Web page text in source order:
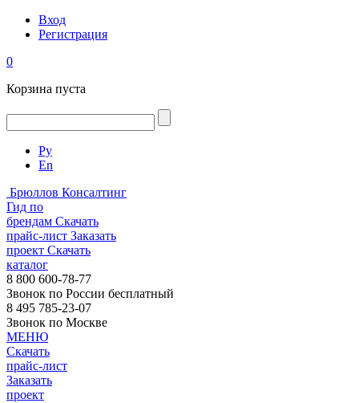
Вход
Регистрация
0
Корзина пуста
Ру
En
Брюллов Консалтинг
Гид по
брендам Скачать
прайс-лист Заказать
проект Скачать
каталог
8 800 600-78-77
Звонок по России бесплатный
8 495 785-23-07
Звонок по Москве
МЕНЮ
Скачать
прайс-лист
Заказать
проект